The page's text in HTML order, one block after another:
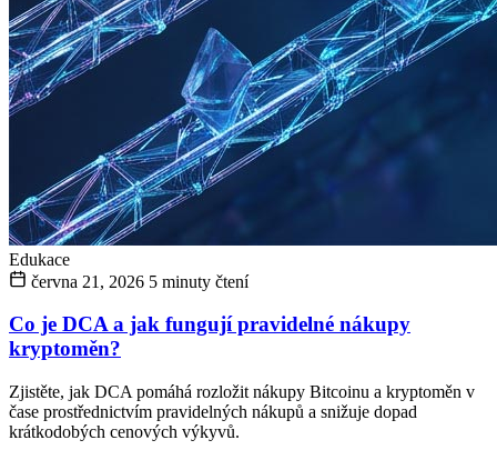
Edukace
června 21, 2026 5 minuty čtení
Co je DCA a jak fungují pravidelné nákupy
kryptoměn?
Zjistěte, jak DCA pomáhá rozložit nákupy Bitcoinu a kryptoměn v
čase prostřednictvím pravidelných nákupů a snižuje dopad
krátkodobých cenových výkyvů.